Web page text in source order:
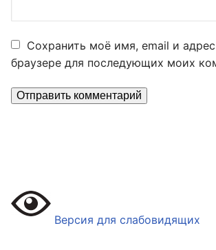
Сохранить моё имя, email и
браузере для последующих моих
Версия для слабовидящих